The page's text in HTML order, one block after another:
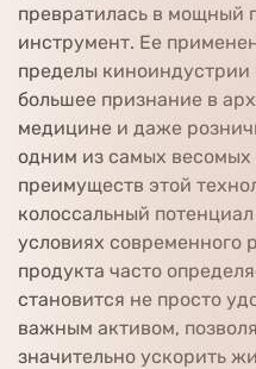
превратилась в мощный
инструмент. Ее
пределы киноиндустрии
большее признание в
медицине и даже
одним из самых
преимуществ этой
колоссальный
условиях современного
продукта часто
становится не просто
важным активом,
значительно ускорить